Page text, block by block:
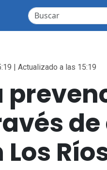
| Actualizado a las 15:19